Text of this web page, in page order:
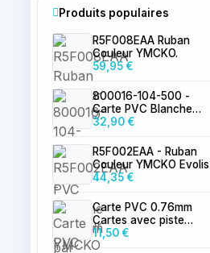
Produits populaires
R5F008EAA Ruban
Couleur YMCKO.
59,95 €
800016-104-500 -
Carte PVC Blanche
0.76mm par 500
32,90 €
R5F002EAA - Ruban
Couleur YMCKO Evolis
44,35 €
Carte PVC 0.76mm
Cartes avec piste
magnétique LoCo
vierge
11,50 €